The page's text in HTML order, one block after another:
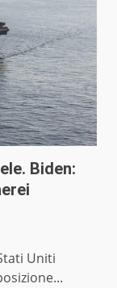
Biden:
Uniti